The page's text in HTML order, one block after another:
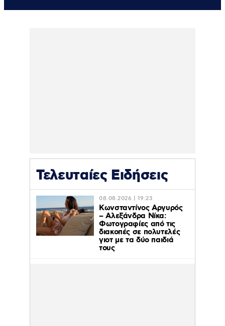
Τελευταίες Ειδήσεις
08.08.2026 | 19:23
Κωνσταντίνος Αργυρός
– Αλεξάνδρα Νίκα:
Φωτογραφίες από τις
διακοπές σε πολυτελές
γιοτ με τα δύο παιδιά
τους